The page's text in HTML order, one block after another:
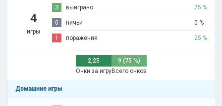
4
игры
3 выиграно 75 %
0 ничьи 0 %
1 поражения 25 %
2,25
Очки за игру
9 (75 %)
Всего очков
Домашние игры